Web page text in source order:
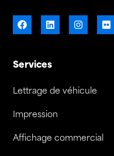
Services
Lettrage de véhicule
Impression
Affichage commercial